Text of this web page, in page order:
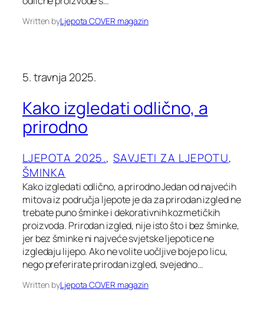
Written byLjepota COVER magazin
5. travnja 2025.
Kako izgledati odlično, a
prirodno
LJEPOTA 2025., SAVJETI ZA LJEPOTU
ŠMINKA
Kako izgledati odlično, a prirodno Jedan od najvećih
mitova iz područja ljepote je da za prirodan izgled ne
trebate puno šminke i dekorativnih kozmetičkih
proizvoda. Prirodan izgled, nije isto što i bez šminke,
jer bez šminke ni najveće svjetske ljepotice ne
izgledaju lijepo. Ako ne volite uočljive boje po licu,
nego preferirate prirodan izgled, svejedno…
Written byLjepota COVER magazin